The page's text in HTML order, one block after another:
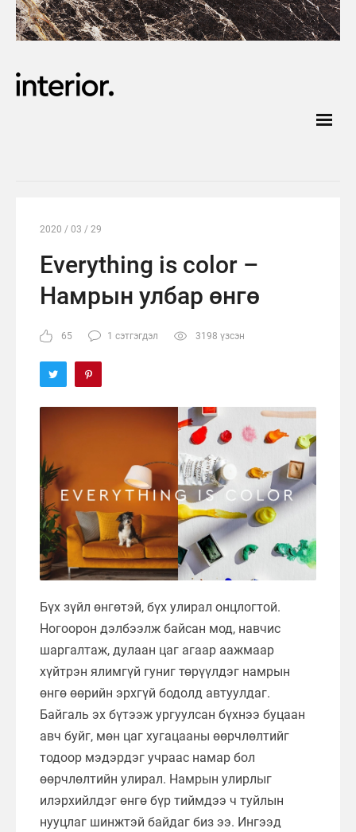
2020 / 03 / 29
Everything is color –
Намрын улбар өнгө
65 1 сэтгэгдэл 3198 үзсэн
Бүх зүйл өнгөтэй, бүх улирал онцлогтой.
Ногоорон дэлбээлж байсан мод, навчис
шаргалтаж, дулаан цаг агаар аажмаар
хүйтрэн ялимгүй гуниг төрүүлдэг намрын
өнгө өөрийн эрхгүй бодолд автуулдаг.
Байгаль эх бүтээж ургуулсан бүхнээ буцаан
авч буйг, мөн цаг хугацааны өөрчлөлтийг
тодоор мэдэрдэг учраас намар бол
өөрчлөлтийн улирал. Намрын улирлыг
илэрхийлдэг өнгө бүр тиймдээ ч туйлын
нууцлаг шинжтэй байдаг биз ээ. Ингээд